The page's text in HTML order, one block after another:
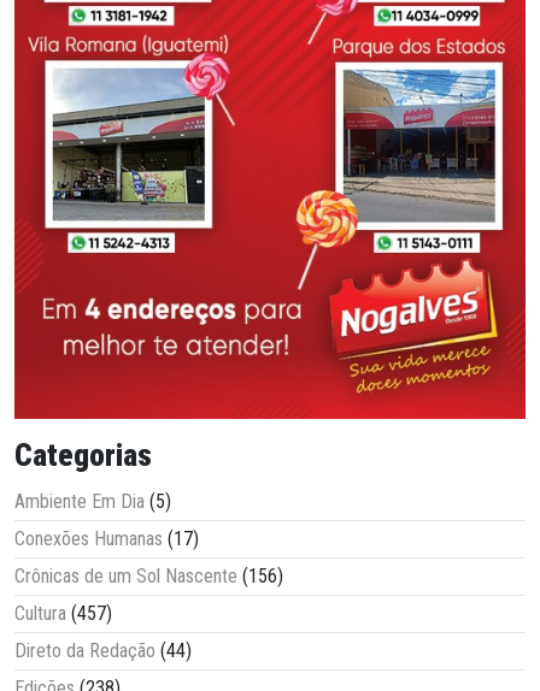
Categorias
Ambiente Em Dia (5)
Conexões Humanas (17)
Crônicas de um Sol Nascente (156)
Cultura (457)
Direto da Redação (44)